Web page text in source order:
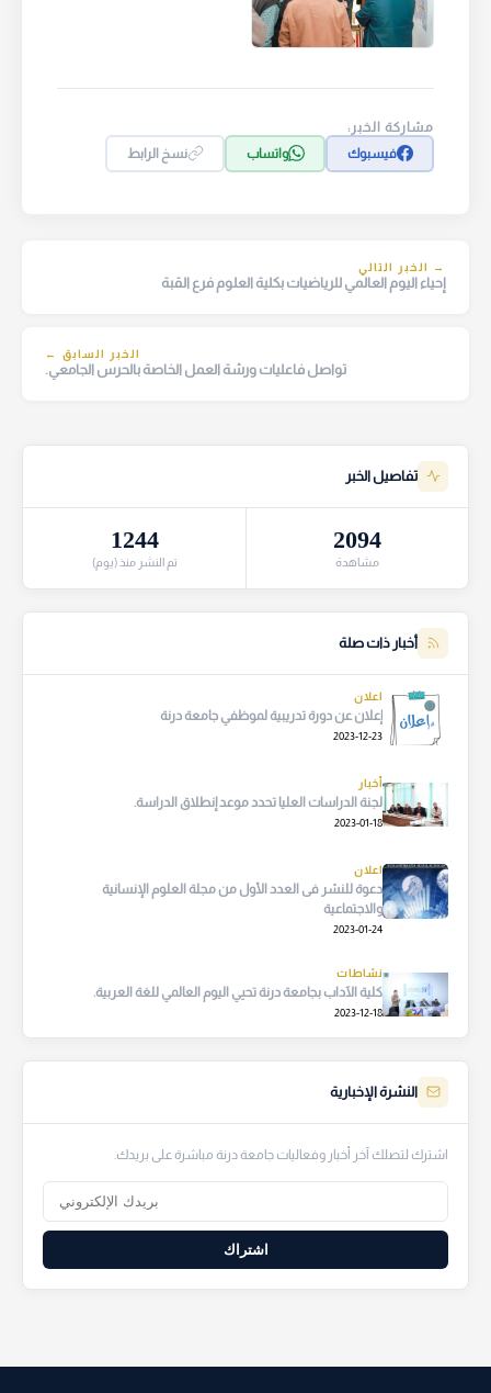
مشاركة الخبر:
فيسبوك
واتساب نسخ الرابط
→ الخبر التالي
إحياء اليوم العالمي للرياضيات بكلية العلوم فرع القبة
الخبر السابق ←
تواصل فاعليات ورشة العمل الخاصة بالحرس الجامعي.
تفاصيل الخبر
2094
مشاهدة
1244
تم النشر منذ (يوم)
أخبار ذات صلة
اعلان
إعلان عن دورة تدريبية لموظفي جامعة درنة
2023-12-23
أخبار
لجنة الدراسات العليا تحدد موعد إنطلاق الدراسة.
2023-01-18
اعلان
دعوة للنشر فى العدد الأول من مجلة العلوم الإنسانية
والاجتماعية
2023-01-24
نشاطات
كلية الآداب بجامعة درنة تحيي اليوم العالمي للغة العربية.
2023-12-18
النشرة الإخبارية
اشترك لتصلك آخر أخبار وفعاليات جامعة درنة مباشرة على بريدك.
اشتراك